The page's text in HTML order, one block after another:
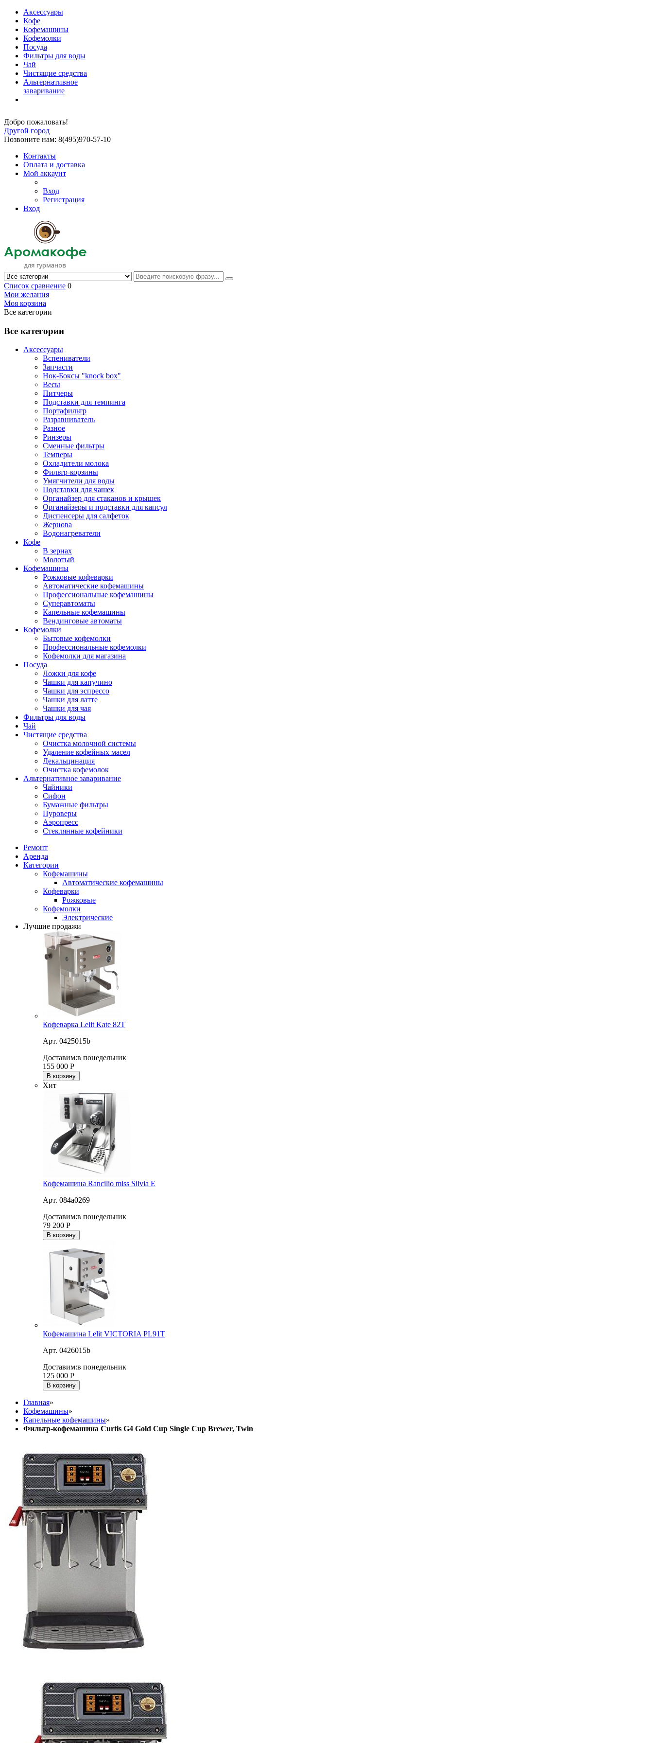
Аксессуары
Кофе
Кофемашины
Кофемолки
Посуда
Фильтры для воды
Чай
Чистящие средства
Альтернативное
заваривание
Добро пожаловать!
Другой город
Позвоните нам: 8(495)970-57-10
Контакты
Оплата и доставка
Мой аккаунт
Вход
Регистрация
Вход
Список сравнение 0
Мои желания
Моя корзина
Все категории
Все категории
Аксессуары
Вспениватели
Запчасти
Нок-Боксы "knock box"
Весы
Питчеры
Подставки для темпинга
Портафильтр
Разравниватель
Разное
Ринзеры
Сменные фильтры
Темперы
Охладители молока
Фильтр-корзины
Умягчители для воды
Подставки для чашек
Органайзер для стаканов и крышек
Органайзеры и подставки для капсул
Диспенсеры для салфеток
Жернова
Водонагреватели
Кофе
В зернах
Молотый
Кофемашины
Рожковые кофеварки
Автоматические кофемашины
Профессиональные кофемашины
Суперавтоматы
Капельные кофемашины
Вендинговые автоматы
Кофемолки
Бытовые кофемолки
Профессиональные кофемолки
Кофемолки для магазина
Посуда
Ложки для кофе
Чашки для капучино
Чашки для эспрессо
Чашки для латте
Чашки для чая
Фильтры для воды
Чай
Чистящие средства
Очистка молочной системы
Удаление кофейных масел
Декальцинация
Очистка кофемолок
Альтернативное заваривание
Чайники
Сифон
Бумажные фильтры
Пуроверы
Аэропресс
Стеклянные кофейники
Ремонт
Аренда
Категории
Кофемашины
Автоматические кофемашины
Кофеварки
Рожковые
Кофемолки
Электрические
Лучшие продажи
Кофеварка Lelit Kate 82T
Арт. 0425015b
Доставим:в понедельник
155 000 Р
В корзину
Хит
Кофемашина Rancilio miss Silvia E
Арт. 084a0269
Доставим:в понедельник
79 200 Р
В корзину
Кофемашина Lelit VICTORIA PL91T
Арт. 0426015b
Доставим:в понедельник
125 000 Р
В корзину
Главная»
Кофемашины»
Капельные кофемашины»
Фильтр-кофемашина Curtis G4 Gold Cup Single Cup Brewer, Twin